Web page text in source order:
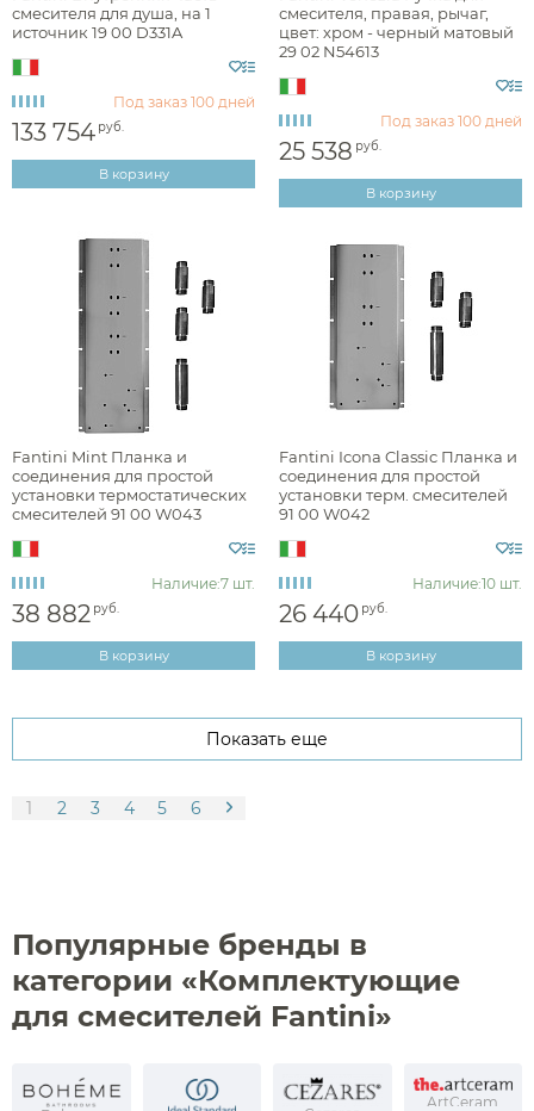
смесителя для душа, на 1
источник 19 00 D331A
Под заказ 100 дней
133 754 руб.
В корзину
смесителя, правая, рычаг,
цвет: хром - черный матовый
29 02 N54613
Под заказ 100 дней
25 538 руб.
В корзину
Fantini Mint Планка и
соединения для простой
установки термостатических
смесителей 91 00 W043
Наличие:7 шт.
38 882 руб.
В корзину
Fantini Icona Classic Планка и
соединения для простой
установки терм. смесителей
91 00 W042
Наличие:10 шт.
26 440 руб.
В корзину
Показать еще
1 2 3 4 5 6
Популярные бренды в
категории «Комплектующие
для смесителей Fantini»
ArtCeram